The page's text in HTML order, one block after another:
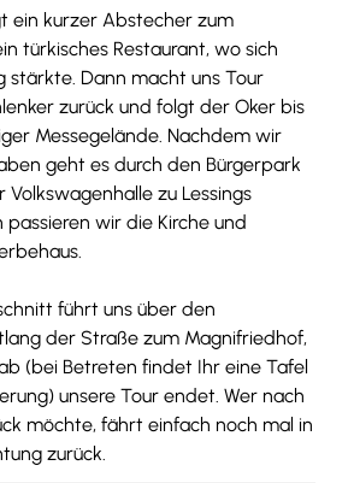
ein kurzer Abstecher zum
türkisches Restaurant, wo sich
stärkte. Dann macht uns Tour
zurück und folgt der Oker bis
Messegelände. Nachdem wir
geht es durch den Bürgerpark
zu Lessings
passieren wir die Kirche und
führt uns über den
der Straße zum Magnifriedhof,
(bei Betreten findet Ihr eine Tafel
unsere Tour endet. Wer nach
möchte, fährt einfach noch mal in
zurück.